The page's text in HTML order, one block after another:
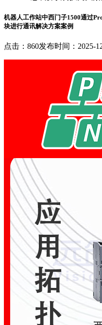
机器人工作站中西门子1500通过
块进行通讯解决方案案例
点击：860发布时间：2025-